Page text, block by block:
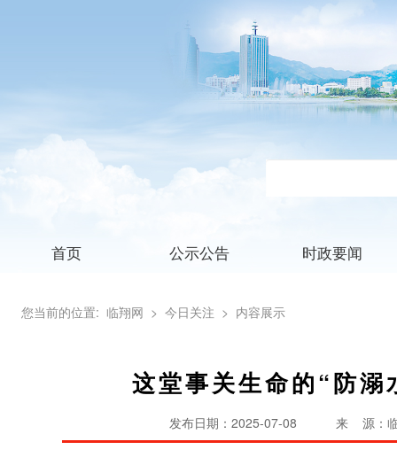
首页 公示公告 时政要闻
您当前的位置: 临翔网 > 今日关注 > 内容展示
这堂事关生命的“防
发布日期：2025-07-08 来 源：